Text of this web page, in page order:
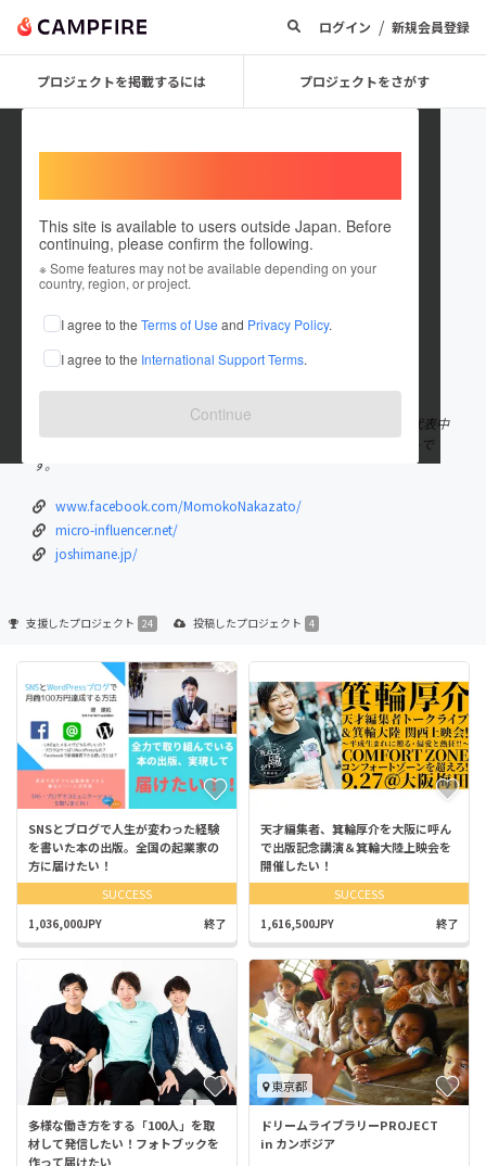
ログイン / 新規会員登録
プロジェクトを掲載するには プロジェクトをさがす
This site is available to users outside Japan. Before
continuing, please confirm the following.
※ Some features may not be available depending on your
country, region, or project.
I agree to the Terms of Use and Privacy Policy.
I agree to the International Support Terms.
Continue
New Work Style Project
これまでに24回支援して4件のプロジェクトを投稿しています
在住国：日本 現在地：東京都
出身国：未設定
『あたらしい働き方』出版プロジェクトは、株式会社女子マネの代表中
里桃子と、コミュニティマネージャー仲間が主催するプロジェクトで
す。
www.facebook.com/MomokoNakazato/
micro-influencer.net/
joshimane.jp/
支援したプロジェクト 24 投稿したプロジェクト 4
SNSとブログで人生が変わった経験
を書いた本の出版。全国の起業家の
方に届けたい！
SUCCESS
1,036,000JPY 終了
天才編集者、箕輪厚介を大阪に呼ん
で出版記念講演＆箕輪大陸上映会を
開催したい！
SUCCESS
1,616,500JPY 終了
多様な働き方をする「100人」を取
材して発信したい！フォトブックを
作って届けたい
東京都
ドリームライブラリーPROJECT
in カンボジア